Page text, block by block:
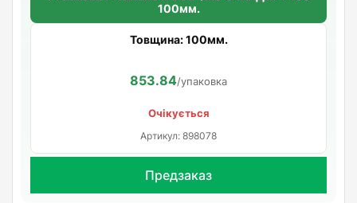
100мм.
Товщина: 100мм.
853.84/упаковка
Очікується
Артикул: 898078
Предзаказ